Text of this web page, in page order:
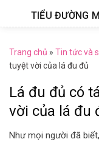
TIỂU ĐƯỜNG
Trang chủ » Tin tức và
tuyệt vời của lá đu đủ
Lá đu đủ có
vời của lá đu
Như mọi người đã